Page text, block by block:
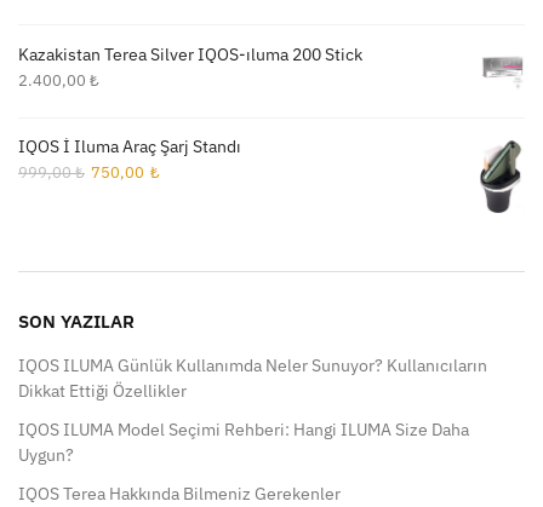
Kazakistan Terea Silver IQOS-ıluma 200 Stick
2.400,00 ₺
IQOS İ Iluma Araç Şarj Standı
999,00₺ Orijinal
750,00 ₺Şu
SON YAZILAR
IQOS ILUMA Günlük Kullanımda Neler Sunuyor? Kullanıcıların
Dikkat Ettiği Özellikler
IQOS ILUMA Model Seçimi Rehberi: Hangi ILUMA Size Daha
Uygun?
IQOS Terea Hakkında Bilmeniz Gerekenler